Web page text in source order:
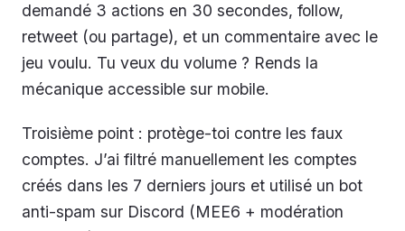
demandé 3 actions en 30 secondes, follow,
retweet (ou partage), et un commentaire avec le
jeu voulu. Tu veux du volume ? Rends la
mécanique accessible sur mobile.
Troisième point : protège-toi contre les faux
comptes. J’ai filtré manuellement les comptes
créés dans les 7 derniers jours et utilisé un bot
anti-spam sur Discord (MEE6 + modération